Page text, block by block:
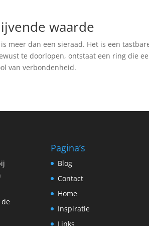
waarde
meer dan een sieraad. Het is een
te doorlopen, ontstaat een ring die
van verbondenheid.
de
Pagina’s
Blog
Contact
Home
Inspiratie
Links